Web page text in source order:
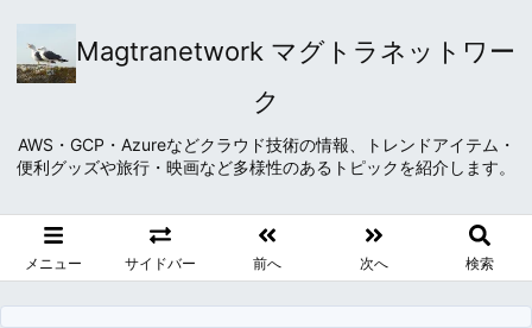
Magtranetwork マグトラネットワー
ク
AWS・GCP・Azureなどクラウド技術の情報、トレンドアイテム・
便利グッズや旅行・映画など多様性のあるトピックを紹介します。
メニュー サイドバー 前へ 次へ 検索